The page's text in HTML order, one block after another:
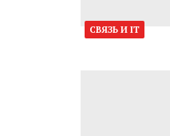
СВЯЗЬ И IT